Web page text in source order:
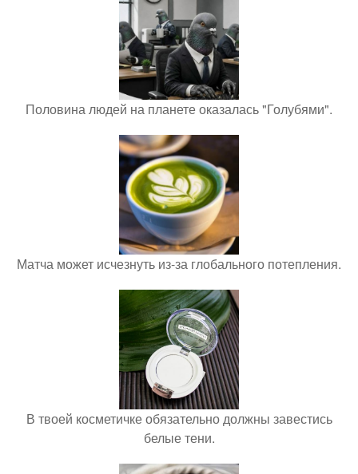
Половина людей на планете оказалась "Голубями".
Матча может исчезнуть из-за глобального потепления.
В твоей косметичке обязательно должны завестись
белые тени.